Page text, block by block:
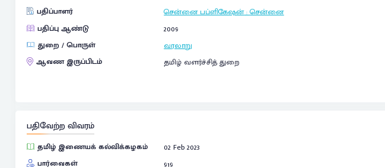
பதிப்பாளர்
சென்னை பப்ளிகேஷன்:சென்னை
பதிப்பு ஆண்டு
2009
துறை / பொருள்
வரலாறு
ஆவண இருப்பிடம்
தமிழ் வளர்ச்சித் துறை
பதிவேற்ற விவரம்
தமிழ் இணையக் கல்விக்கழகம்
02 Feb 2023
பார்வைகள்
919